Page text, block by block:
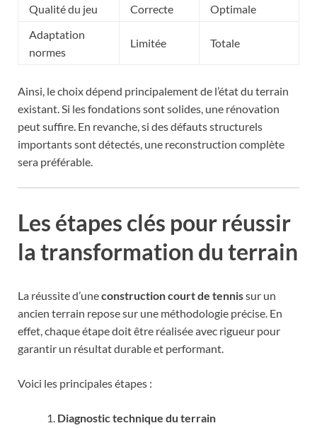
Qualité du jeu Correcte
Optimale
Adaptation
normes
Limitée Totale
Ainsi, le choix dépend principalement de l’état du terrain
existant. Si les fondations sont solides, une rénovation
peut suffire. En revanche, si des défauts structurels
importants sont détectés, une reconstruction complète
sera préférable.
Les étapes clés pour réussir
la transformation du terrain
La réussite d’uneconstruction court de tennissur un
ancien terrain repose sur une méthodologie précise. En
effet, chaque étape doit être réalisée avec rigueur pour
garantir un résultat durable et performant.
Voici les principales étapes :
Diagnostic technique du terrain